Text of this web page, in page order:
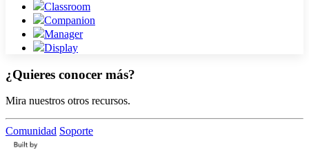
Classroom
Companion
Manager
Display
¿Quieres conocer más?
Mira nuestros otros recursos.
Comunidad Soporte